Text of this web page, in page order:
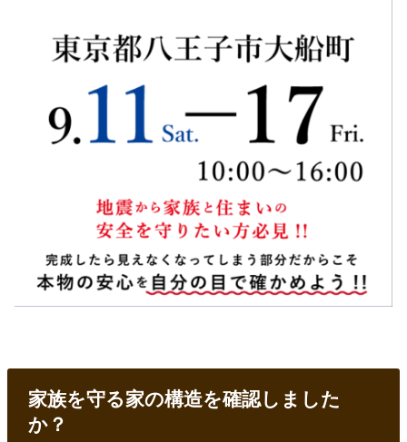
家族を守る家の構造を確認しました
か？